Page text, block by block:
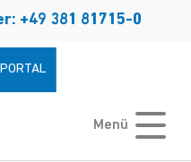
+49 381 81715-0
Menü